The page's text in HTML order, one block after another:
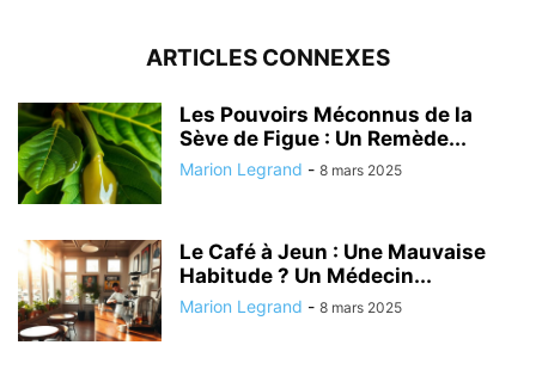
ARTICLES CONNEXES
Les Pouvoirs Méconnus de la
Sève de Figue : Un Remède...
Marion Legrand - 8 mars 2025
Le Café à Jeun : Une Mauvaise
Habitude ? Un Médecin...
Marion Legrand - 8 mars 2025